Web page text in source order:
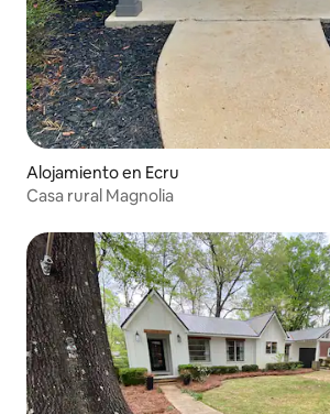
Alojamiento en Ecru
Casa rural Magnolia